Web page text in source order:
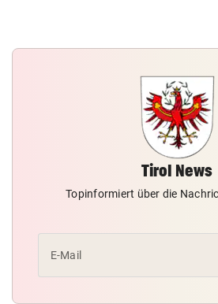
Tirol News
Topinformiert über die
E-Mail